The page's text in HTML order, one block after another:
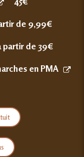
de 9,99€
partir de 39€
en PMA